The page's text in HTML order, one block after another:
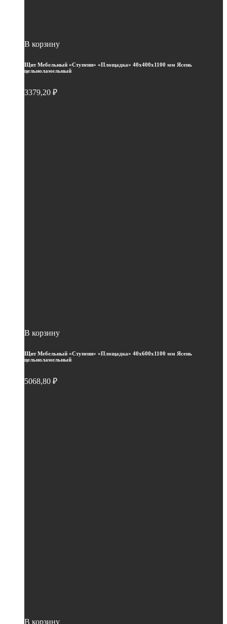
В корзину
Щит Мебельный «Ступени» «Площадка» 40х400х1100 мм Ясень
цельноламельный
3379,20 ₽
В корзину
Щит Мебельный «Ступени» «Площадка» 40х600х1100 мм Ясень
цельноламельный
5068,80 ₽
В корзину